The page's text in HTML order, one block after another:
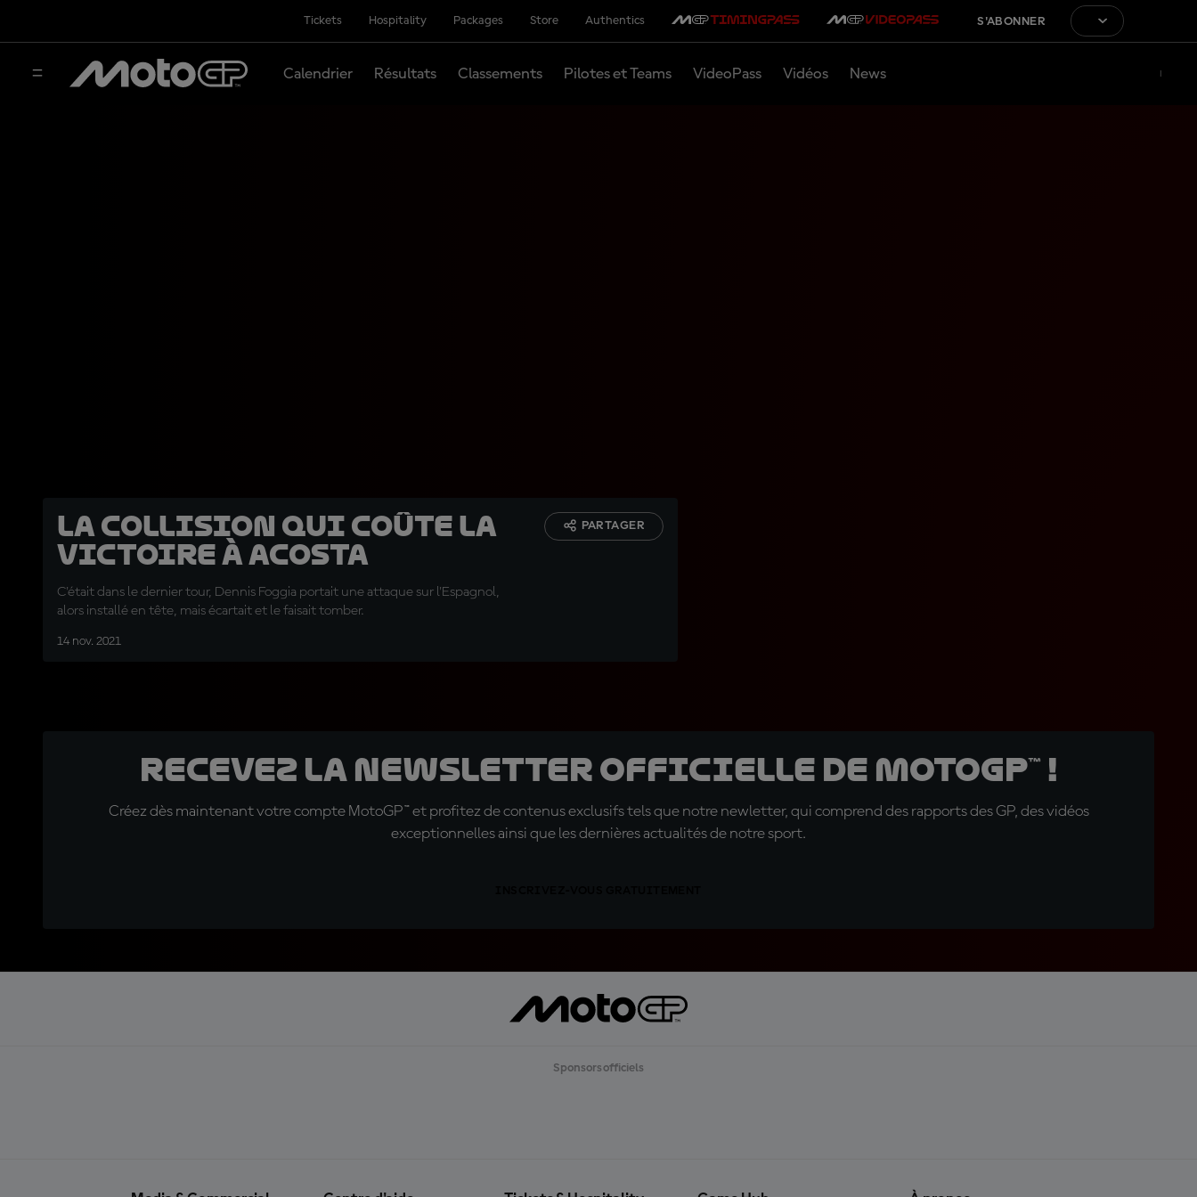
Tickets Hospitality Packages Store Authentics S'ABONNER
Calendrier Résultats Classements Pilotes et Teams VideoPass Vidéos News
La collision qui coûte la
victoire à Acosta
C'était dans le dernier tour, Dennis Foggia portait une attaque sur l'Espagnol,
alors installé en tête, mais écartait et le faisait tomber.
14 nov. 2021
PARTAGER
Recevez la Newsletter officielle de MotoGP™ !
Créez dès maintenant votre compte MotoGP™ et profitez de contenus exclusifs tels que notre newletter, qui comprend des rapports des GP, des vidéos
exceptionnelles ainsi que les dernières actualités de notre sport.
Sponsors officiels